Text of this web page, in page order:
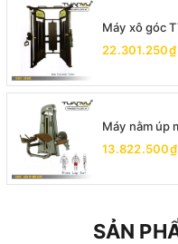
Máy xô góc
22.301.250₫
Máy nằm úp
13.822.500₫
SẢN